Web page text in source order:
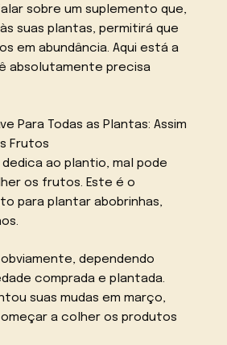
sobre um suplemento que,
suas plantas, permitirá que
em abundância. Aqui está a
absolutamente precisa
Para Todas as Plantas: Assim
Frutos
ao plantio, mal pode
os frutos. Este é o
para plantar abobrinhas,
dependendo
comprada e plantada.
suas mudas em março,
a colher os produtos